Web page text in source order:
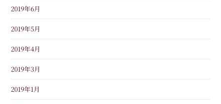
2019年6月
2019年5月
2019年4月
2019年3月
2019年1月